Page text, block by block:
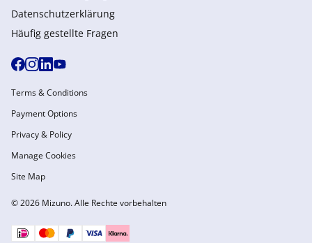
Datenschutzerklärung
Häufig gestellte Fragen
© 2026 Mizuno. Alle Rechte vorbehalten
Terms & Conditions
Payment Options
Privacy & Policy
Manage Cookies
Site Map